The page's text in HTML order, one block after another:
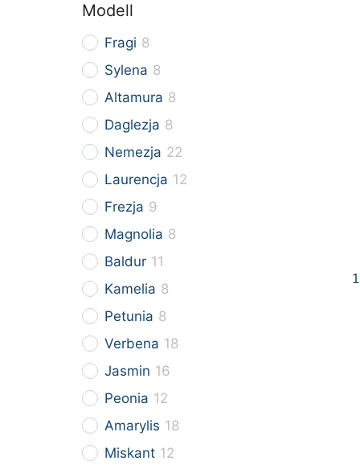
Modell
Fragi 8
Sylena 8
Altamura 8
Daglezja 8
Nemezja 22
Laurencja 12
Frezja 9
Magnolia 8
Baldur 11
Kamelia 8
Petunia 8
Verbena 18
Jasmin 16
Peonia 12
Amarylis 18
Miskant 12
1